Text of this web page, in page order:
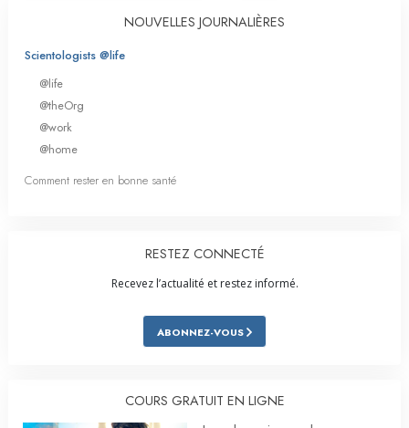
NOUVELLES JOURNALIÈRES
Scientologists @life
@life
@theOrg
@work
@home
Comment rester en bonne santé
RESTEZ CONNECTÉ
Recevez l’actualité et restez informé.
ABONNEZ-VOUS
COURS GRATUIT EN LIGNE